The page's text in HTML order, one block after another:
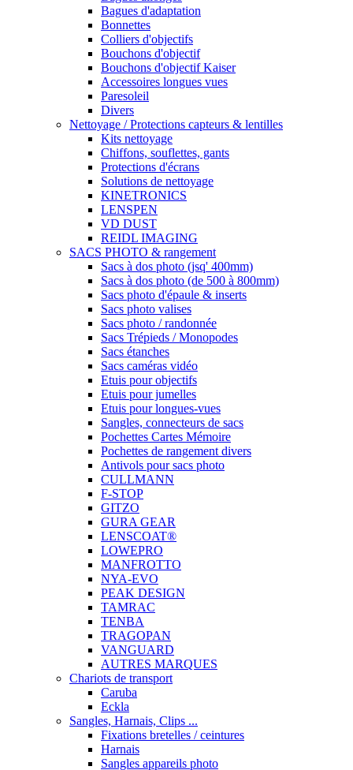
Bagues d'adaptation
Bonnettes
Colliers d'objectifs
Bouchons d'objectif
Bouchons d'objectif Kaiser
Accessoires longues vues
Paresoleil
Divers
Nettoyage / Protections capteurs & lentilles
Kits nettoyage
Chiffons, souflettes, gants
Protections d'écrans
Solutions de nettoyage
KINETRONICS
LENSPEN
VD DUST
REIDL IMAGING
SACS PHOTO & rangement
Sacs à dos photo (jsq' 400mm)
Sacs à dos photo (de 500 à 800mm)
Sacs photo d'épaule & inserts
Sacs photo valises
Sacs photo / randonnée
Sacs Trépieds / Monopodes
Sacs étanches
Sacs caméras vidéo
Etuis pour objectifs
Etuis pour jumelles
Etuis pour longues-vues
Sangles, connecteurs de sacs
Pochettes Cartes Mémoire
Pochettes de rangement divers
Antivols pour sacs photo
CULLMANN
F-STOP
GITZO
GURA GEAR
LENSCOAT®
LOWEPRO
MANFROTTO
NYA-EVO
PEAK DESIGN
TAMRAC
TENBA
TRAGOPAN
VANGUARD
AUTRES MARQUES
Chariots de transport
Caruba
Eckla
Sangles, Harnais, Clips ...
Fixations bretelles / ceintures
Harnais
Sangles appareils photo